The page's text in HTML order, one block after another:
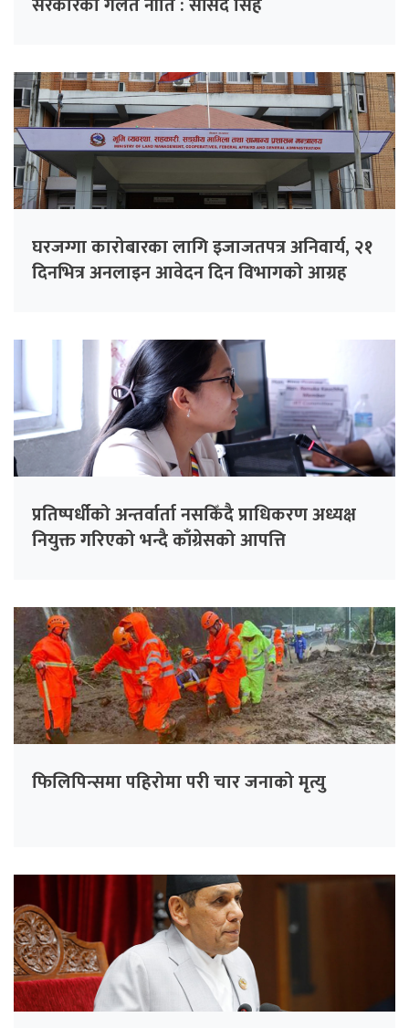
घरजग्गा कारोबारका लागि इजाजतपत्र अनिवार्य, २१
दिनभित्र अनलाइन आवेदन दिन विभागको आग्रह
प्रतिष्पर्धीको अन्तर्वार्ता नसकिँदै प्राधिकरण अध्यक्ष
नियुक्त गरिएको भन्दै काँग्रेसको आपत्ति
फिलिपिन्समा पहिरोमा परी चार जनाको मृत्यु